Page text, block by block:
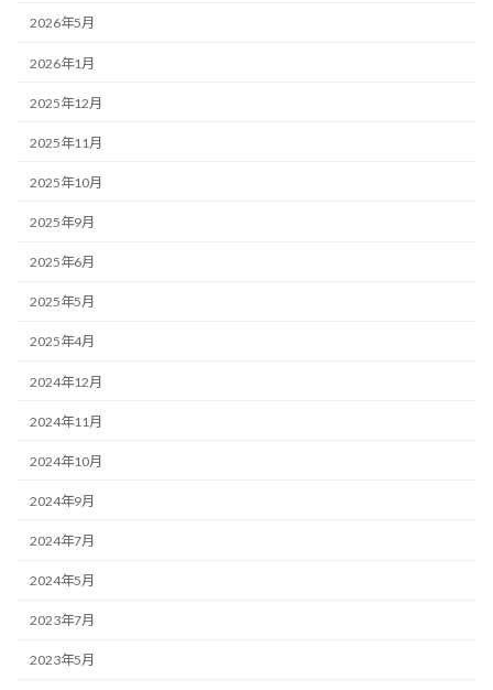
2026年5月
2026年1月
2025年12月
2025年11月
2025年10月
2025年9月
2025年6月
2025年5月
2025年4月
2024年12月
2024年11月
2024年10月
2024年9月
2024年7月
2024年5月
2023年7月
2023年5月